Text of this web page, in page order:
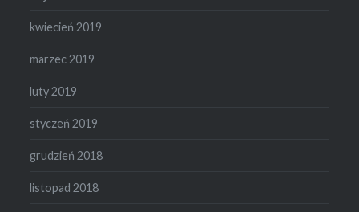
kwiecień 2019
marzec 2019
luty 2019
styczeń 2019
grudzień 2018
listopad 2018